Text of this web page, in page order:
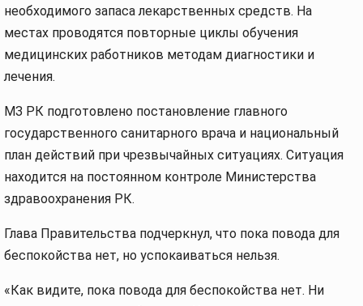
необходимого запаса лекарственных средств. На
местах проводятся повторные циклы обучения
медицинских работников методам диагностики и
лечения.
МЗ РК подготовлено постановление главного
государственного санитарного врача и национальный
план действий при чрезвычайных ситуациях. Ситуация
находится на постоянном контроле Министерства
здравоохранения РК.
Глава Правительства подчеркнул, что пока повода для
беспокойства нет, но успокаиваться нельзя.
«Как видите, пока повода для беспокойства нет. Ни